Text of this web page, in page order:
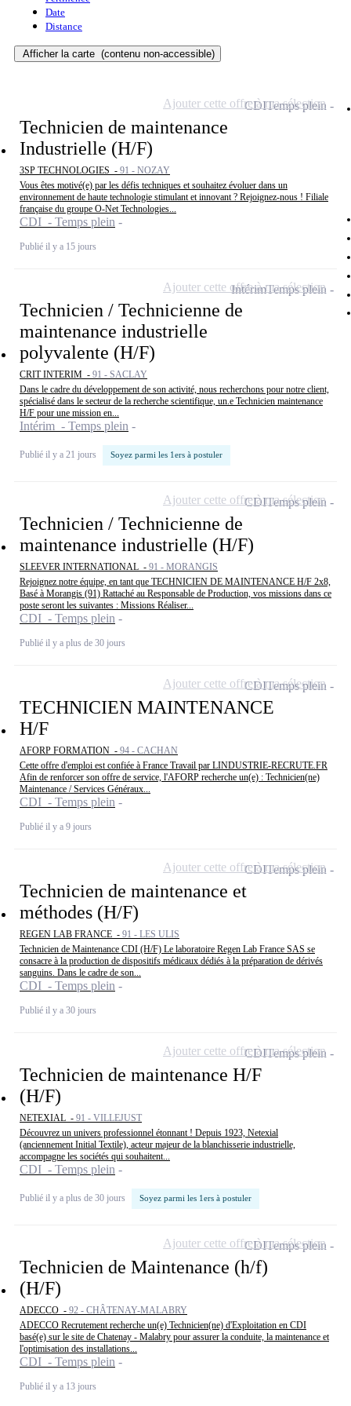
Date
Distance
Afficher la carte (contenu non-accessible)
Technicien de maintenance
Industrielle (H/F)
3SP TECHNOLOGIES - 91 - NOZAY
Vous êtes motivé(e) par les défis techniques et souhaitez évoluer dans un
environnement de haute technologie stimulant et innovant ? Rejoignez-nous ! Filiale
française du groupe O-Net Technologies...
CDI - Temps plein
Publié il y a 15 jours
CDITemps plein
Ajouter cette offre à ma sélection
Technicien / Technicienne de
maintenance industrielle
polyvalente (H/F)
CRIT INTERIM - 91 - SACLAY
Dans le cadre du développement de son activité, nous recherchons pour notre client,
spécialisé dans le secteur de la recherche scientifique, un.e Technicien maintenance
H/F pour une mission en...
Intérim - Temps plein
Publié il y a 21 jours Soyez parmi les 1ers à postuler
IntérimTemps plein
Ajouter cette offre à ma sélection
Technicien / Technicienne de
maintenance industrielle (H/F)
SLEEVER INTERNATIONAL - 91 - MORANGIS
Rejoignez notre équipe, en tant que TECHNICIEN DE MAINTENANCE H/F 2x8,
Basé à Morangis (91) Rattaché au Responsable de Production, vos missions dans ce
poste seront les suivantes : Missions Réaliser...
CDI - Temps plein
Publié il y a plus de 30 jours
CDITemps plein
Ajouter cette offre à ma sélection
TECHNICIEN MAINTENANCE
H/F
AFORP FORMATION - 94 - CACHAN
Cette offre d'emploi est confiée à France Travail par LINDUSTRIE-RECRUTE.FR
Afin de renforcer son offre de service, l'AFORP recherche un(e) : Technicien(ne)
Maintenance / Services Généraux...
CDI - Temps plein
Publié il y a 9 jours
CDITemps plein
Ajouter cette offre à ma sélection
Technicien de maintenance et
méthodes (H/F)
REGEN LAB FRANCE - 91 - LES ULIS
Technicien de Maintenance CDI (H/F) Le laboratoire Regen Lab France SAS se
consacre à la production de dispositifs médicaux dédiés à la préparation de dérivés
sanguins. Dans le cadre de son...
CDI - Temps plein
Publié il y a 30 jours
CDITemps plein
Ajouter cette offre à ma sélection
Technicien de maintenance H/F
(H/F)
NETEXIAL - 91 - VILLEJUST
Découvrez un univers professionnel étonnant ! Depuis 1923, Netexial
(anciennement Initial Textile), acteur majeur de la blanchisserie industrielle,
accompagne les sociétés qui souhaitent...
CDI - Temps plein
Publié il y a plus de 30 jours Soyez parmi les 1ers à postuler
CDITemps plein
Ajouter cette offre à ma sélection
Technicien de Maintenance (h/f)
(H/F)
ADECCO - 92 - CHÂTENAY-MALABRY
ADECCO Recrutement recherche un(e) Technicien(ne) d'Exploitation en CDI
basé(e) sur le site de Chatenay - Malabry pour assurer la conduite, la maintenance et
l'optimisation des installations...
CDI - Temps plein
Publié il y a 13 jours
CDITemps plein
Ajouter cette offre à ma sélection